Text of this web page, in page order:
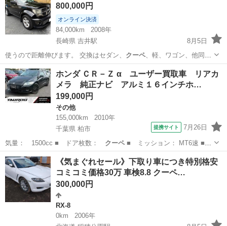
800,000円
オンライン決済
84,000km
2008年
長崎県 吉井駅
8月5日
使うので距離伸びます。 交換はセダン、 クーペ、軽、ワゴン、他同価
格帯かこちらが気に…
長崎 佐世保市 吉井駅 希少
ホンダ ＣＲ－Ｚ α ユーザー買取車 リアカ
メラ 純正ナビ アルミ１６インチホ…
199,000円
その他
155,000km
2010年
千葉県 柏市
提携サイト 7月26日
気量： 1500cc ■ ドア枚数： クーペ■ ミッション： MT6速 ■
店舗…
千葉 柏市 その他
《気まぐれセール》下取り車につき特別格安
コミコミ価格30万 車検8.8 クーペ…
300,000円
RX-8
0km
2006年